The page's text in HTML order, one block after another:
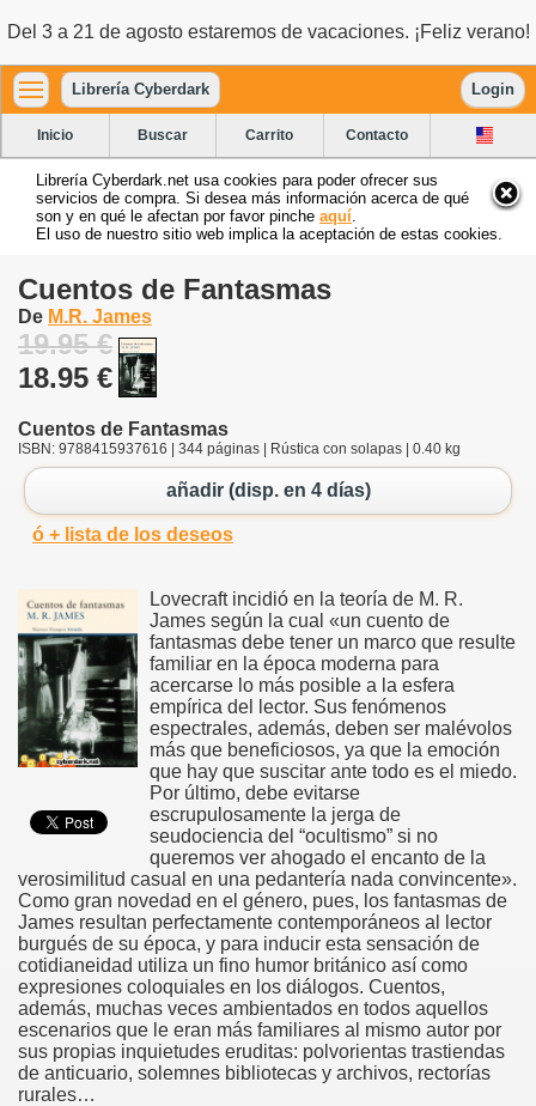
Del 3 a 21 de agosto estaremos de vacaciones. ¡Feliz verano!
Librería Cyberdark Login
Inicio Buscar Carrito Contacto
Librería Cyberdark.net usa cookies para poder ofrecer sus
servicios de compra. Si desea más información acerca de qué
son y en qué le afectan por favor pinche aquí
El uso de nuestro sitio web implica la aceptación de estas cookies.
Cuentos de Fantasmas
De M.R. James
19.95 €
18.95 €
Cuentos de Fantasmas
ISBN: 9788415937616 | 344 páginas | Rústica con solapas | 0.40 kg
añadir (disp. en 4 días)
ó + lista de los deseos
Lovecraft incidió en la teoría de M. R.
James según la cual «un cuento de
fantasmas debe tener un marco que resulte
familiar en la época moderna para
acercarse lo más posible a la esfera
empírica del lector. Sus fenómenos
espectrales, además, deben ser malévolos
más que beneficiosos, ya que la emoción
que hay que suscitar ante todo es el miedo.
Por último, debe evitarse
escrupulosamente la jerga de
seudociencia del “ocultismo” si no
queremos ver ahogado el encanto de la
verosimilitud casual en una pedantería nada convincente».
Como gran novedad en el género, pues, los fantasmas de
James resultan perfectamente contemporáneos al lector
burgués de su época, y para inducir esta sensación de
cotidianeidad utiliza un fino humor británico así como
expresiones coloquiales en los diálogos. Cuentos,
además, muchas veces ambientados en todos aquellos
escenarios que le eran más familiares al mismo autor por
sus propias inquietudes eruditas: polvorientas trastiendas
de anticuario, solemnes bibliotecas y archivos, rectorías
rurales…